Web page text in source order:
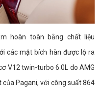
hoàn toàn bằng chất liệu
các mặt bích hàn được lộ ra
V12 twin-turbo 6.0L do AMG
Pagani, với công suất 864